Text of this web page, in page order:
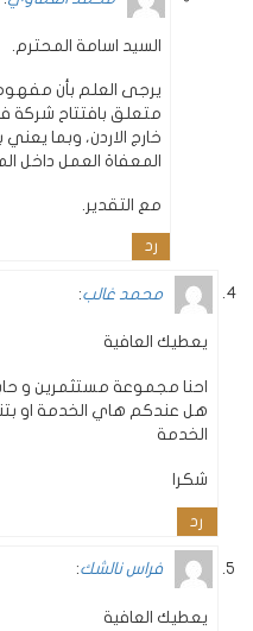
السيد اسامة المحترم.
يرجى العلم بأن
متعلق بافتتاح شركة
خارج الاردن، وبما
المعفاة العمل داخل
مع التقدير.
رد
محمد غالب:
يعطيك العافية
احنا مجموعة مستثمرين و
هل عندكم هاي الخدمة او
الخدمة
شكرا
رد
فراس نالشك:
يعطيك العافية